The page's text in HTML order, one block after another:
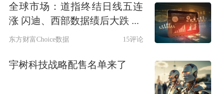
能存在较大回调风险。近期市场对玻璃
基在半导体领域应用的关注度较高。目
早期阶段，相关产品技术仍处于研发验
全球市场：道指终结日线五连
涨 闪迪、西部数据绩后大跌 ...
东方财富Choice数据 15评论
宇树科技战略配售名单来了